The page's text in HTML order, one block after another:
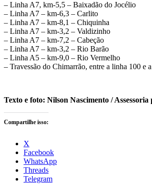
– Linha A7, km-5,5 – Baixadão do Jocélio
– Linha A7 – km-6,3 – Carlito
– Linha A7 – km-8,1 – Chiquinha
– Linha A7 – km-3,2 – Valdizinho
– Linha A7 – km-7,2 – Cabeção
– Linha A7 – km-3,2 – Rio Barão
– Linha A5 – km-9,0 – Rio Vermelho
– Travessão do Chimarrão, entre a linha 100 e
Texto e foto: Nilson Nascimento /
Compartilhe isso:
X
Facebook
WhatsApp
Threads
Telegram